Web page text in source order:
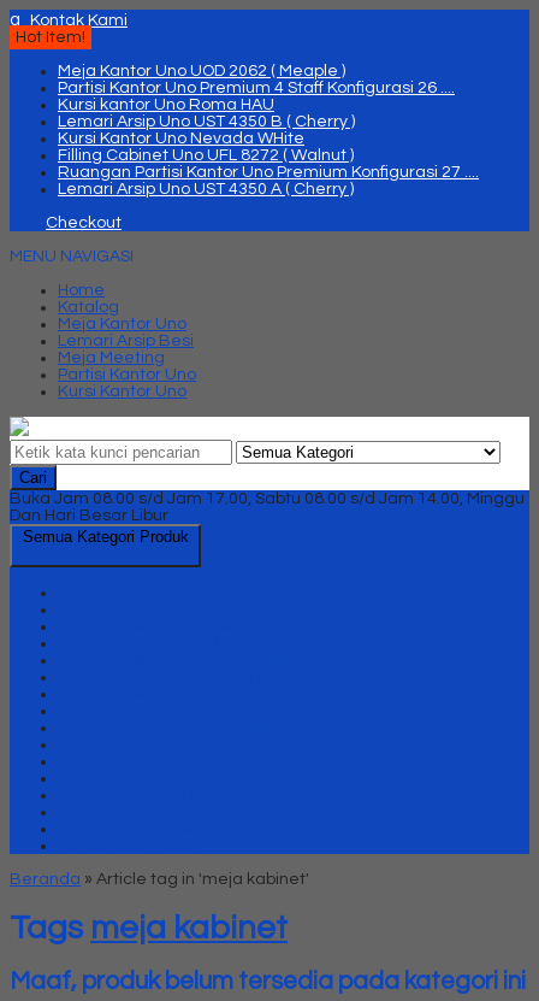
q
Kontak Kami
Hot Item!
Meja Kantor Uno UOD 2062 ( Meaple )
Partisi Kantor Uno Premium 4 Staff Konfigurasi 26 ....
Kursi kantor Uno Roma HAU
Lemari Arsip Uno UST 4350 B ( Cherry )
Kursi Kantor Uno Nevada WHite
Filling Cabinet Uno UFL 8272 ( Walnut )
Ruangan Partisi Kantor Uno Premium Konfigurasi 27 ....
Lemari Arsip Uno UST 4350 A ( Cherry )
Checkout
MENU NAVIGASI
Home
Katalog
Meja Kantor Uno
Lemari Arsip Besi
Meja Meeting
Partisi Kantor Uno
Kursi Kantor Uno
Cari
Buka Jam 08.00 s/d Jam 17.00, Sabtu 08.00 s/d Jam 14.00, Minggu
Dan Hari Besar Libur
Semua Kategori Produk
Beranda » Article tag in 'meja kabinet'
Tags meja kabinet
Maaf, produk belum tersedia pada kategori ini